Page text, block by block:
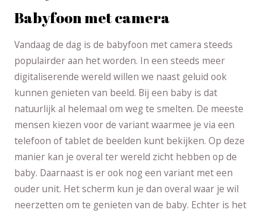
Babyfoon met camera
Vandaag de dag is de babyfoon met camera steeds
populairder aan het worden. In een steeds meer
digitaliserende wereld willen we naast geluid ook
kunnen genieten van beeld. Bij een baby is dat
natuurlijk al helemaal om weg te smelten. De meeste
mensen kiezen voor de variant waarmee je via een
telefoon of tablet de beelden kunt bekijken. Op deze
manier kan je overal ter wereld zicht hebben op de
baby. Daarnaast is er ook nog een variant met een
ouder unit. Het scherm kun je dan overal waar je wil
neerzetten om te genieten van de baby. Echter is het